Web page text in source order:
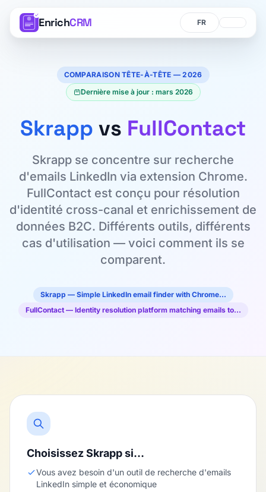
EnrichCRM Langue
Langue
COMPARAISON TÊTE-À-TÊTE — 2026
Dernière mise à jour : mars 2026
Skrapp vs FullContact
Skrapp se concentre sur recherche
d'emails LinkedIn via extension Chrome.
FullContact est conçu pour résolution
d'identité cross-canal et enrichissement de
données B2C. Différents outils, différents
cas d'utilisation — voici comment ils se
comparent.
Skrapp — Simple LinkedIn email finder with Chrome…
FullContact — Identity resolution platform matching emails to…
Choisissez Skrapp si…
Vous avez besoin d'un outil de recherche d'emails
LinkedIn simple et économique